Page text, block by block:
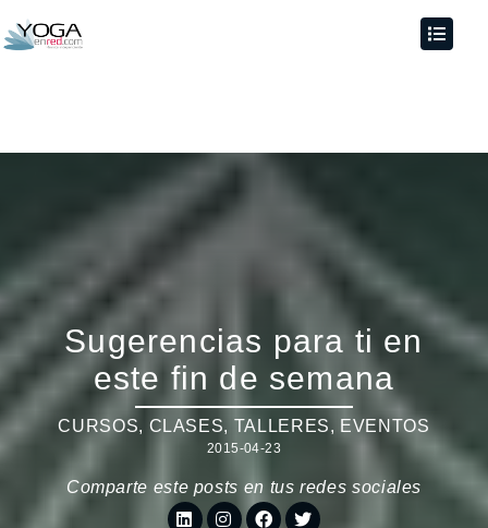
Sugerencias para ti en
este fin de semana
CURSOS, CLASES, TALLERES, EVENTOS
2015-04-23
Comparte este posts en tus redes sociales